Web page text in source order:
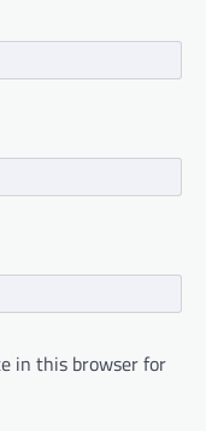
in this browser for